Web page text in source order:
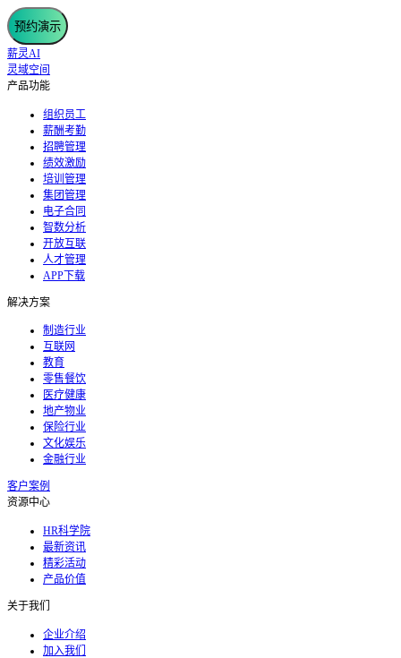
预约演示
薪灵AI
灵域空间
产品功能
组织员工
薪酬考勤
招聘管理
绩效激励
培训管理
集团管理
电子合同
智数分析
开放互联
人才管理
APP下载
解决方案
制造行业
互联网
教育
零售餐饮
医疗健康
地产物业
保险行业
文化娱乐
金融行业
客户案例
资源中心
HR科学院
最新资讯
精彩活动
产品价值
关于我们
企业介绍
加入我们